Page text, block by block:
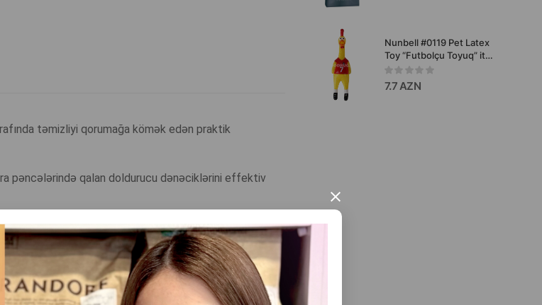
×
təmizliyi qorumağa kömək edən praktik
pəncələrində qalan doldurucu dənəciklərini effektiv
dekorativ bir elementə çevirir.
Nunbell #0119 Pet Latex
Toy “Futbolçu Toyuq” it
oyuncağı.
7.7 AZN